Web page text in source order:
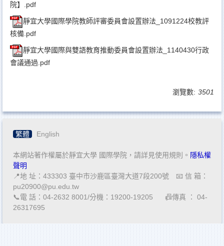
院】.pdf
靜宜大學國際學院教師評審委員會設置辦法_1091224校教評
核備.pdf
靜宜大學國際與雙語教育推動委員會設置辦法_1140430行政
會議通過.pdf
瀏覽數: 3501
繁體 English
本網站著作權屬於靜宜大學 國際學院，請詳見使用規則。 隱私權
聲明
📍地 址：433303 臺中市沙鹿區臺灣大道7段200號 📧 信 箱：
pu20900@pu.edu.tw
📞電 話：04-2632 8001/分機：19200-19205 📠傳真 ： 04-
26317695